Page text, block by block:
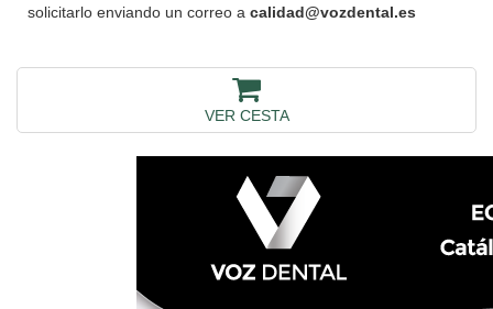
solicitarlo enviando un correo a calidad@vozdental.es
VER CESTA